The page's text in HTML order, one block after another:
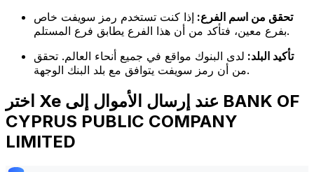
تحقق من اسم الفرع: إذا كنت تستخدم رمز سويفت خاص
بفرع معين، فتأكد من أن هذا الفرع يطابق فرع المستلم.
تأكيد البلد: لدى البنوك مواقع في جميع أنحاء العالم. تحقق
من أن رمز سويفت يتوافق مع بلد البنك الوجهة.
اختر Xe عند إرسال الأموال إلى BANK OF
CYPRUS PUBLIC COMPANY
LIMITED